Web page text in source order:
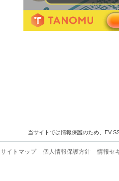
当サイトでは情報保護のため、EV
サイトマップ 個人情報保護方針 情報セ